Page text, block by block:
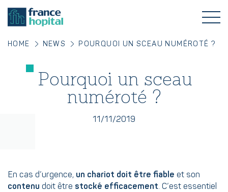
HOME NEWS POURQUOI UN SCEAU NUMÉROTÉ ?
Pourquoi un sceau
numéroté ?
11/11/2019
En cas d’urgence, un chariot doit être fiable et son
contenu doit être stocké efficacement. C’est essentiel